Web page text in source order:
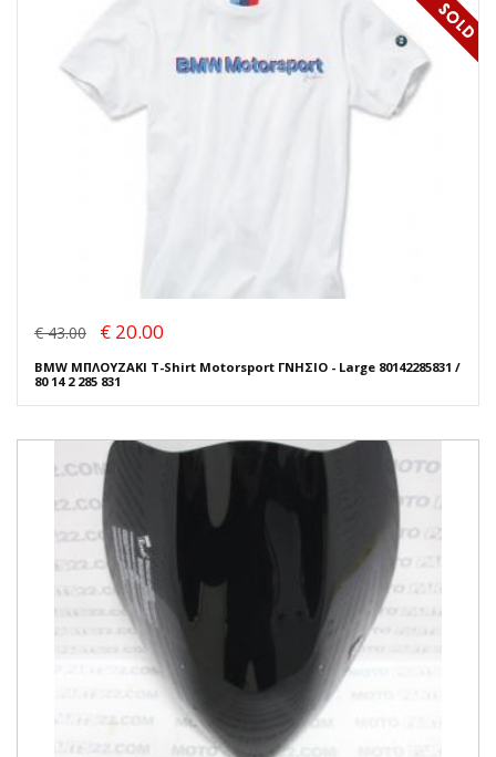
€ 43.00 € 20.00
BMW ΜΠΛΟΥΖΑΚΙ T-Shirt Motorsport ΓΝΗΣΙΟ - Large 80142285831 /
80 14 2 285 831